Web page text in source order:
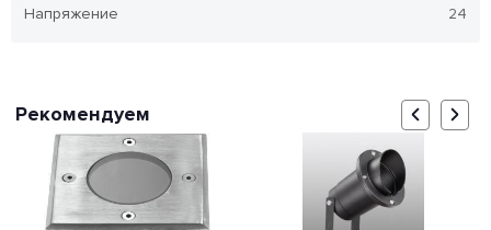
Напряжение
24
Рекомендуем